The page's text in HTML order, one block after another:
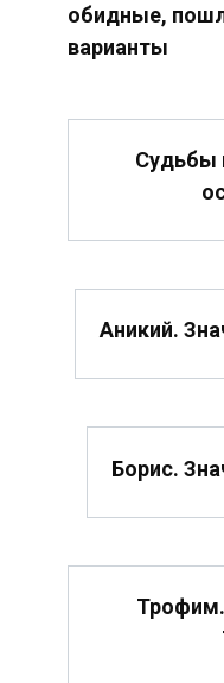
обидные,
варианты
Судьбы
Аникий.
Борис.